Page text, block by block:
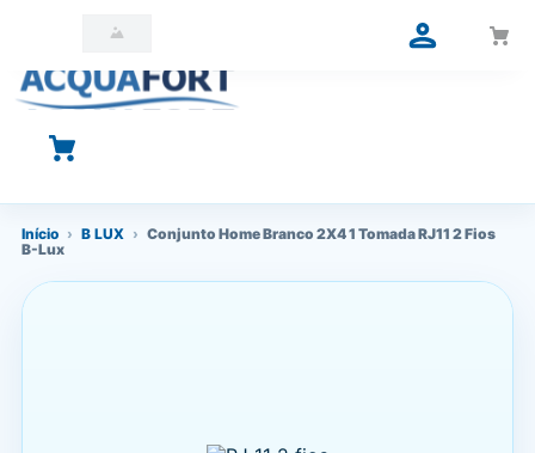
O que você está procurando?
Início › B LUX › Conjunto Home Branco 2X4 1 Tomada RJ11 2 Fios
B-Lux